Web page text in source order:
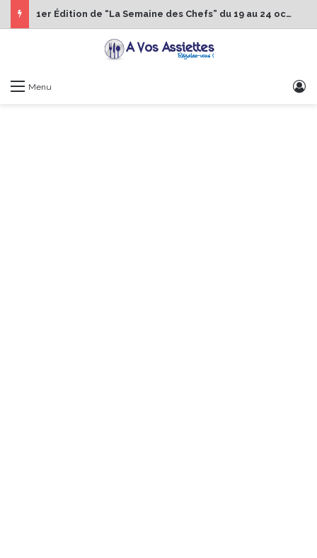
1er Édition de “La Semaine des Chefs” du 19 au 24 octobre 2026
Menu